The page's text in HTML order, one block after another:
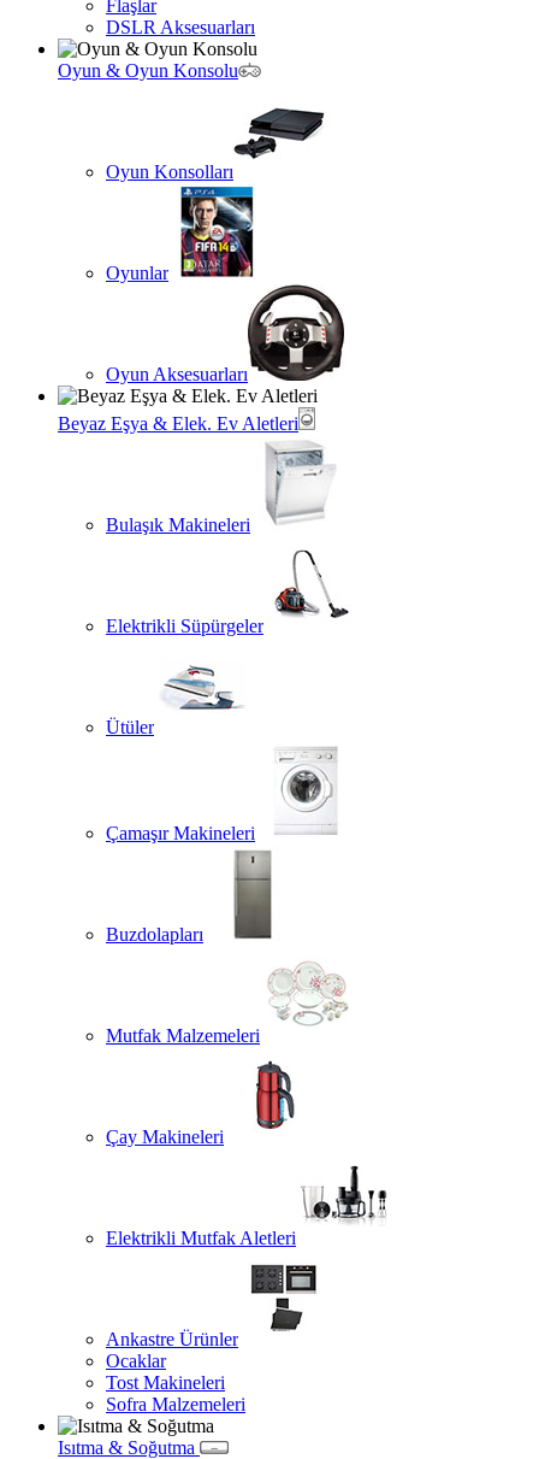
Flaşlar
DSLR Aksesuarları
Oyun & Oyun Konsolu
Oyun Konsolları
Oyunlar
Oyun Aksesuarları
Beyaz Eşya & Elek. Ev Aletleri
Bulaşık Makineleri
Elektrikli Süpürgeler
Ütüler
Çamaşır Makineleri
Buzdolapları
Mutfak Malzemeleri
Çay Makineleri
Elektrikli Mutfak Aletleri
Ankastre Ürünler
Ocaklar
Tost Makineleri
Sofra Malzemeleri
Isıtma & Soğutma